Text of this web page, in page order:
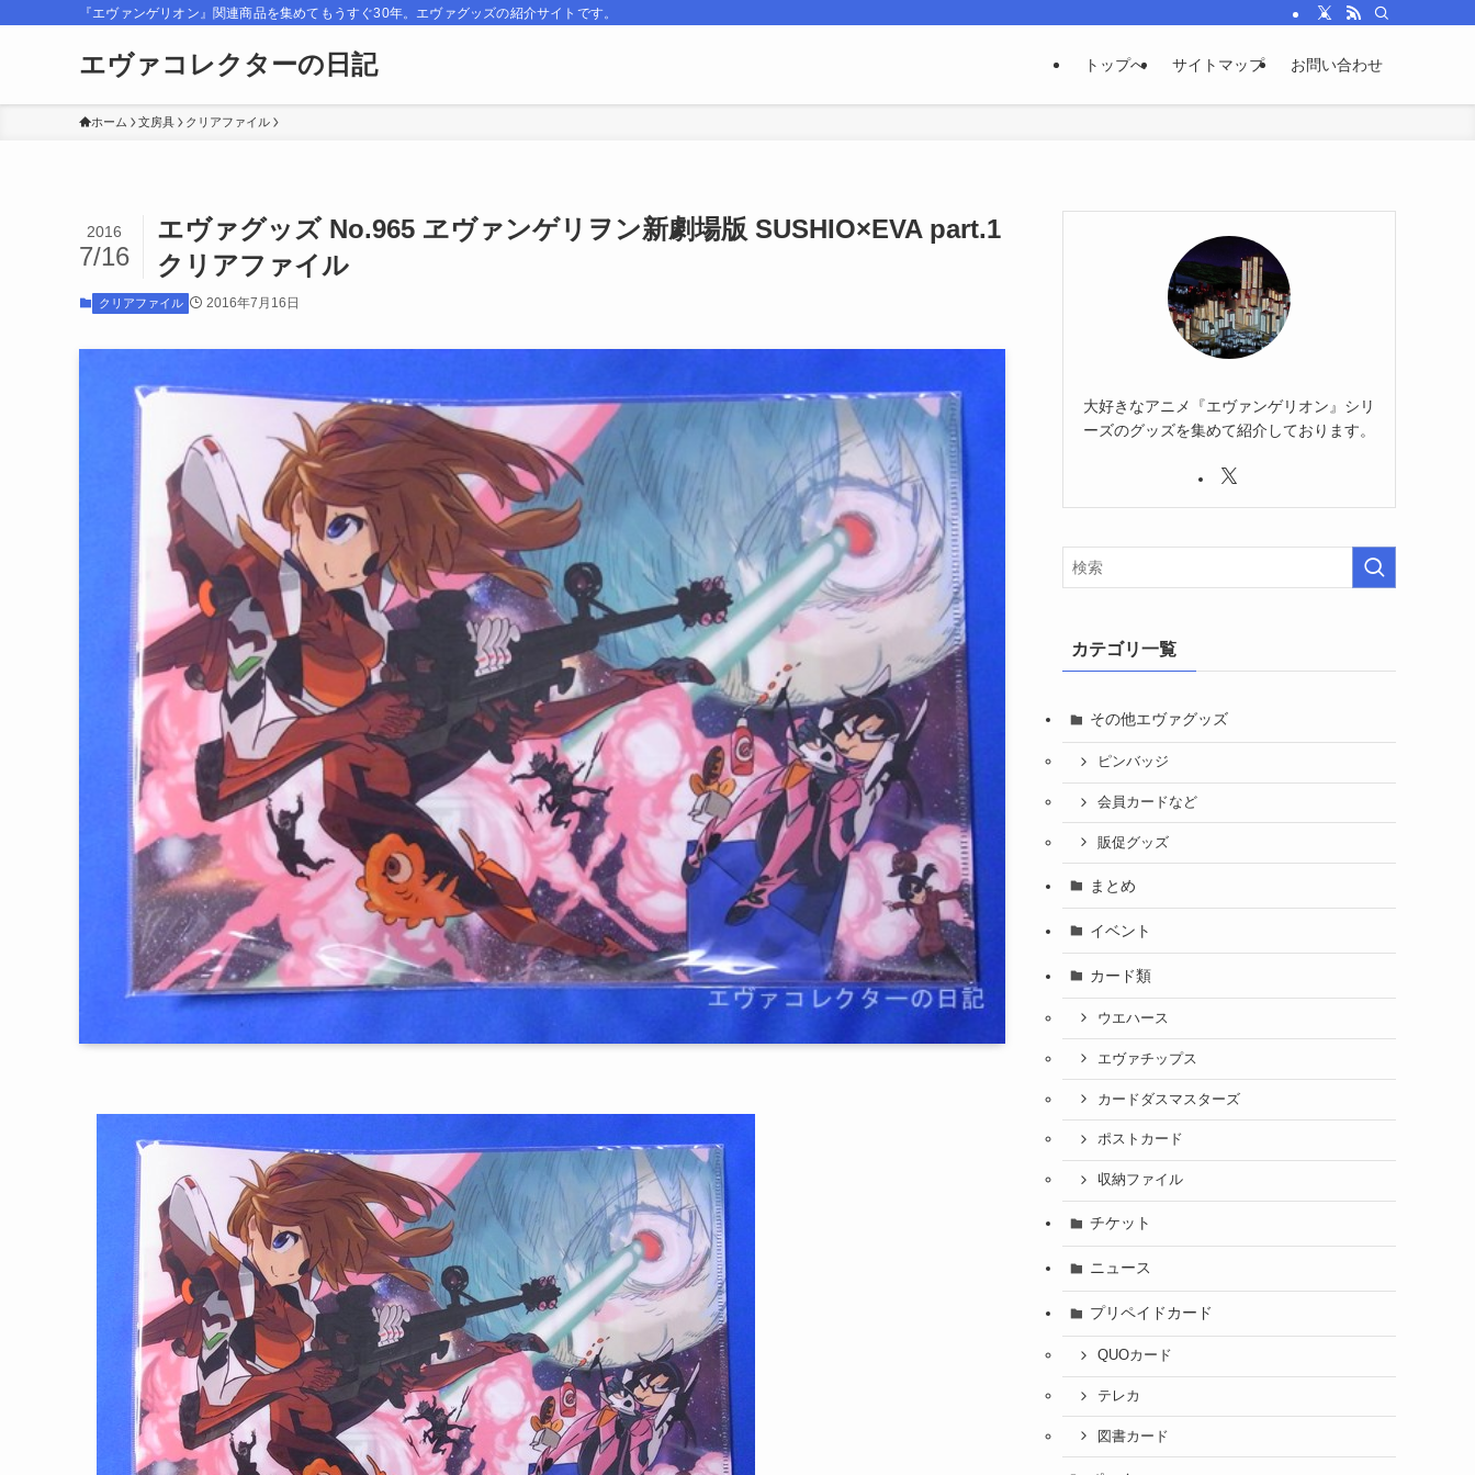
『エヴァンゲリオン』関連商品を集めてもうすぐ30年。エヴァグッズの紹介サイトです。
エヴァコレクターの日記 トップへ サイトマップ お問い合わせ
ホーム 文房具 クリアファイル
エヴァグッズ No.965 ヱヴァンゲリヲン新劇場版 SUSHIO×EVA part.1
クリアファイル
2016
7/16
クリアファイル 2016年7月16日
大好きなアニメ『エヴァンゲリオン』シリ
ーズのグッズを集めて紹介しております。
カテゴリ一覧
その他エヴァグッズ
ピンバッジ
会員カードなど
販促グッズ
まとめ
イベント
カード類
ウエハース
エヴァチップス
カードダスマスターズ
ポストカード
収納ファイル
チケット
ニュース
プリペイドカード
QUOカード
テレカ
図書カード